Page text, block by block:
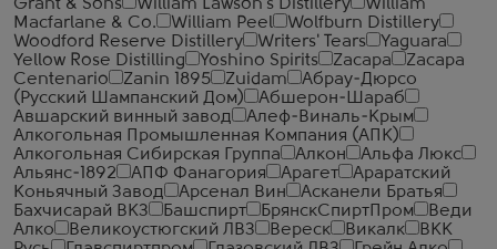
Grant & Sons
William Lawson's Distillery
William
Macfarlane & Co.
William Peel
Wolfburn Distillery
Woodford Reserve Distillery
Writers' Tears
Yaguara
Yellow Rose Distilling
Yoshino Spirits Zacapa
Zacapa
Centenario
Zanin 1895 Zuidam
Абрау-Дюрсо
(Русский Шампанский Дом)
Абшерон-Шараб
Авшарский винный завод
Алеф-Виналь-Крым
Алкогольная Промышленная Компания (АПК)
Алкогольная Сибирская Группа
Алкон
Альфа Люкс
Альянс-1892
АПФ Фанагория Арагет
Араратский
Коньячный Завод
Арсенал Вин
Асканели Братья
Бахчисарай ВКЗ
Башспирт БрянскСпиртПром
Веди
Алко
Великоустюгский ЛВЗ Вереск Викалк
ВКК